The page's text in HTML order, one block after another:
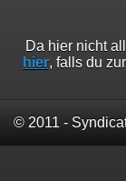
Da hier nicht
hier, falls du
© 2011 -